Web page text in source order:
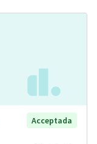
Acceptada